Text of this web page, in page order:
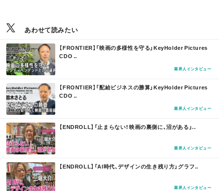
あわせて読みたい
【FRONTIER】「映画の多様性を守る」KeyHolder Pictures
CDO ..
業界人インタビュー
【FRONTIER】「配給ビジネスの勝算」KeyHolder Pictures
CDO ..
業界人インタビュー
【ENDROLL】「止まらない！映画の裏側に、沼がある」..
業界人インタビュー
【ENDROLL】「AI時代、デザインの生き残り方」グラフ..
業界人インタビュー